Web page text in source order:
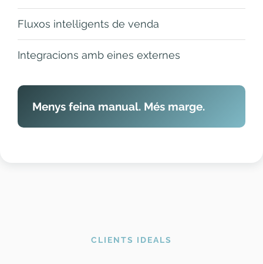
Fluxos intel·ligents de venda
Integracions amb eines externes
Menys feina manual. Més marge.
CLIENTS IDEALS